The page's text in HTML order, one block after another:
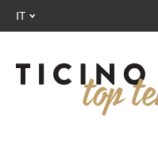
IT